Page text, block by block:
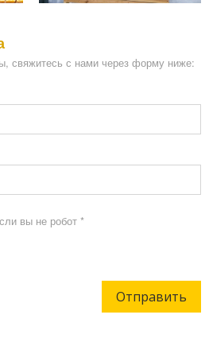
свяжитесь с нами через форму ниже:
вы не робот *
Отправить